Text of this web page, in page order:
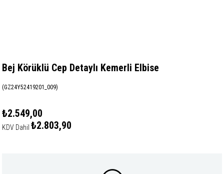
Bej Körüklü Cep Detaylı Kemerli Elbise
(GZ24Y52419201_009)
₺2.549,00
KDV Dahil ₺2.803,90